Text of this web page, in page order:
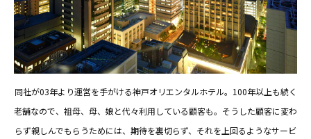
同社が03年より運営を手がける神戸オリエンタルホテル。100年以上も続く
老舗なので、祖母、母、娘と代々利用している顧客も。そうした顧客に変わ
らず親しんでもらうためには、期待を裏切らず、それを上回るようなサービ